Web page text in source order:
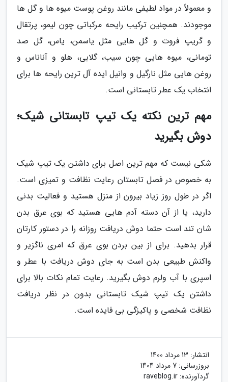
و معمولاً در مواد لطیفی مانند روغن پوست میوه ها و گل ها
موجودند. همچنین ترکیب رایحه مرکباتی چون لیمو، پرتقال
و گریپ فروت و گل هایی مثل یاسمن، یاس، گل صد
تومانی، میوه هایی چون سیب، گلابی، هلو و آناناس و
روغن هایی مثل نارگیل و وانیل ایده آل ترین رایحه ها برای
انتخاب یک عطر تابستانی است.
مهم ترین نکته یک تیپ تابستانی شیک؛
دوش بگیرید
شکی نیست که مهم ترین اصل برای داشتن یک تیپ شیک
به خصوص در فصل تابستان رعایت نظافت و تمیزی است.
اگر در طول روز زیاد بیرون از منزل هستید و فعالیت بدنی
دارید، یا از آن دسته آدم هایی هستید که بوی عرق بدن
شان تند است حتما دوش دریافت روزانه را در دستور کارتان
قرار بدهید. برای از بین بردن بوی عرق که امری ناگزیر و
واکنش طبیعی بدن است به جای دوش دریافت با عطر و
اسپری با آب ولرم دوش بگیرید. رعایت تمام نکات بالا برای
داشتن یک تیپ شیک تابستانی بدون در نظر دریافت
نظافت شخصی و پاکیزگی بی فایده است.
انتشار: 13 مرداد 1400
بروزرسانی: 7 مرداد 1404
گردآورنده: raveblog.ir